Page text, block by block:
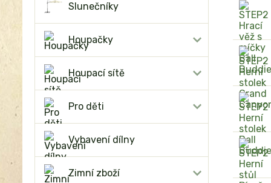
Slunečníky
Houpačky
Houpací sítě
Pro děti
Vybavení dílny
Zimní zboží